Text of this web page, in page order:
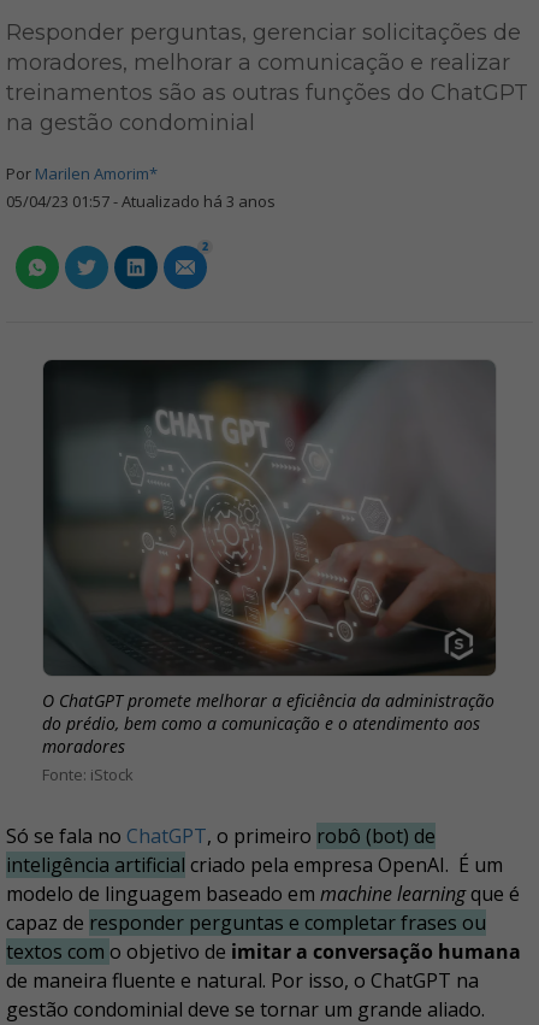
Responder perguntas, gerenciar solicitações de
moradores, melhorar a comunicação e realizar
treinamentos são as outras funções do ChatGPT
na gestão condominial
Por Marilen Amorim*
05/04/23 01:57 - Atualizado há 3 anos
2
O ChatGPT promete melhorar a eficiência da administração
do prédio, bem como a comunicação e o atendimento aos
moradores
iStock
Só se fala no ChatGPT, o primeiro robô (bot) de
inteligência artificial criado pela empresa OpenAI. É um
modelo de linguagem baseado em machine learningque é
capaz de responder perguntas e completar frases ou
textos com o objetivo de imitar a conversação humana
de maneira fluente e natural. Por isso, o ChatGPT na
gestão condominial deve se tornar um grande aliado.